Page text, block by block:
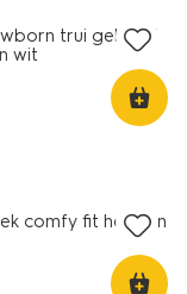
trui gebreid
wit
comfy fit honden